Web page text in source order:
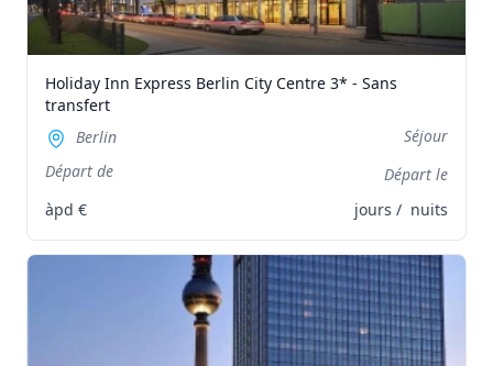
Holiday Inn Express Berlin City Centre 3* - Sans
transfert
Berlin
Séjour
Départ de
Départ le
àpd € jours / nuits